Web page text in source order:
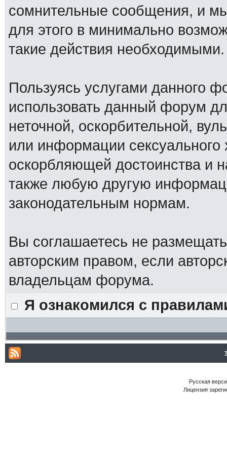
сомнительные сообщения, и
для этого в минимально
такие действия необходимыми.
Пользуясь услугами данного
использовать данный форум
неточной, оскорбительной,
или информации
оскорбляющей достоинства и
также любую другую
законодательным нормам.
Вы соглашаетесь не
авторским правом, если
владельцам форума.
Я ознакомился с
Русская
Лицензия